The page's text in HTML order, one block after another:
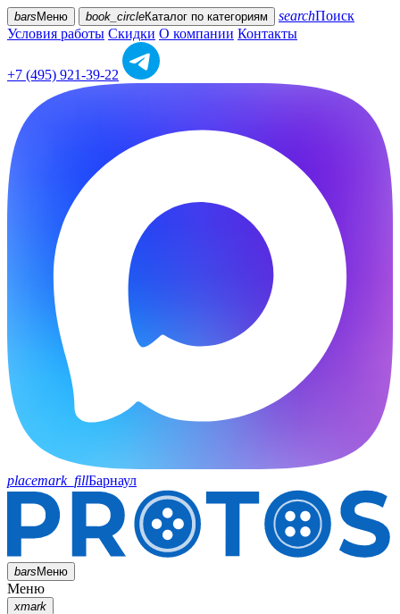
bars Меню book_circleКаталог по категориям searchПоиск
Условия работы Скидки О компании Контакты
+7 (495) 921-39-22
placemark_fillБарнаул
barsМеню
Меню
xmark